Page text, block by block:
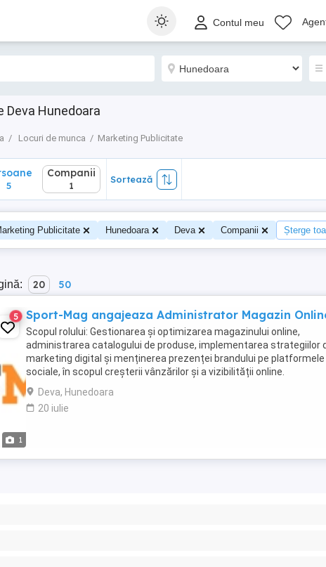
Contul meu
Deva Hunedoara
Locuri de munca Marketing Publicitate
5
Companii
1
Sortează
Publicitate Hunedoara Deva Companii Șterge
20 50
1
5 Sport-Mag angajeaza Administrator Magazin
Scopul rolului: Gestionarea și optimizarea magazinului online,
administrarea catalogului de produse, implementarea strategiilor
marketing digital și menținerea prezenței brandului pe platformele
sociale, în scopul creșterii vânzărilor și a vizibilității online.
Responsabilități principale: 1. Administrare ...
Deva, Hunedoara
20 iulie